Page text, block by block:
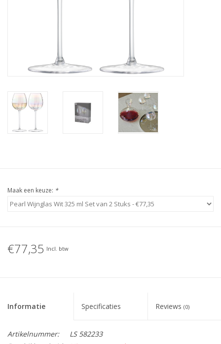
Maak een keuze: *
€77,35 Incl. btw
Informatie Specificaties Reviews (0)
Artikelnummer:
LS 582233